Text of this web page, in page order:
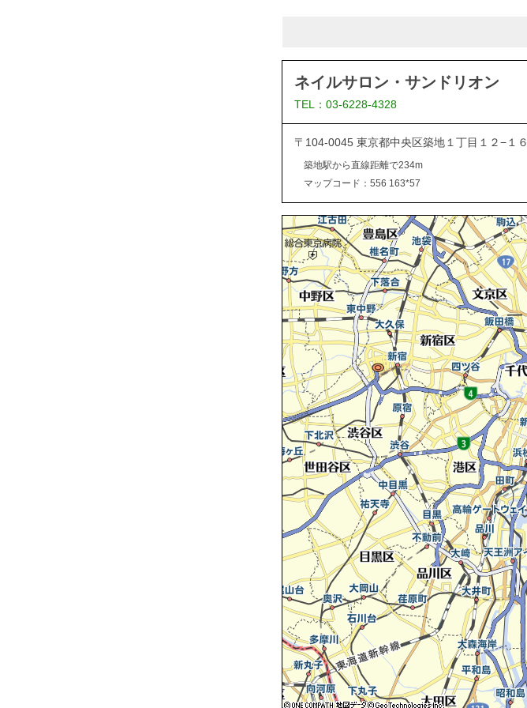
ネイルサロン・サンドリオン
TEL：03-6228-4328
〒104-0045 東京都中央区築地１丁目１２−１６
築地駅から直線距離で234m
マップコード：556 163*57